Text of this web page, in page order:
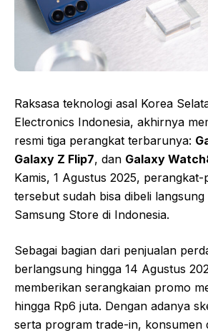
Raksasa teknologi asal Korea
Electronics Indonesia, akhirnya
resmi tiga perangkat terbarunya:
Galaxy Z Flip7, dan Galaxy
Kamis, 1 Agustus 2025,
tersebut sudah bisa dibeli
Samsung Store di Indonesia.
Sebagai bagian dari penjualan
berlangsung hingga 14 Agustus
memberikan serangkaian promo
hingga Rp6 juta. Dengan adanya
serta program trade-in, konsumen